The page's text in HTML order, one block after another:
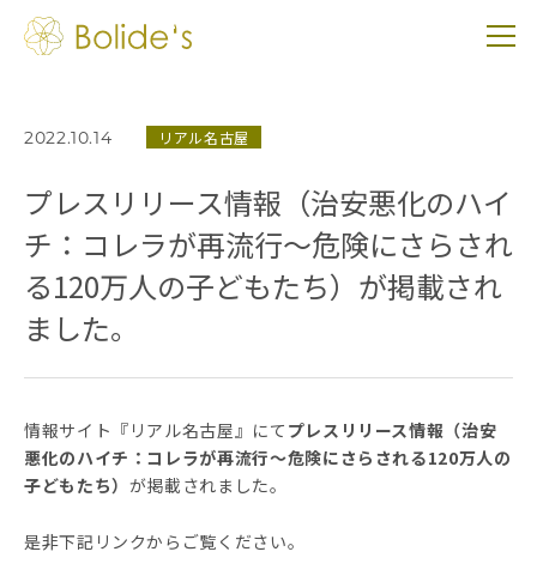
2022.10.14 リアル名古屋
プレスリリース情報（治安悪化のハイ
チ：コレラが再流行～危険にさらされ
る120万人の子どもたち）が掲載され
ました。
情報サイト『リアル名古屋』にて プレスリリース情報（治安
悪化のハイチ：コレラが再流行～危険にさらされる120万人の
子どもたち） が掲載されました。
是非下記リンクからご覧ください。